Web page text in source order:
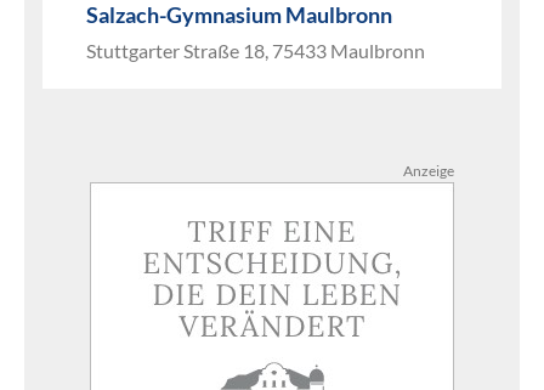
Salzach-Gymnasium Maulbronn
Stuttgarter Straße 18, 75433 Maulbronn
Anzeige